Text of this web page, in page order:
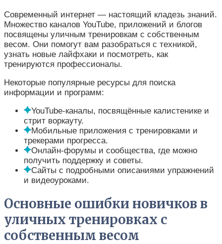
Современный интернет — настоящий кладезь знаний.
Множество каналов YouTube, приложений и блогов
посвящены уличным тренировкам с собственным
весом. Они помогут вам разобраться с техникой,
узнать новые лайфхаки и посмотреть, как
тренируются профессионалы.
Некоторые популярные ресурсы для поиска
информации и программ:
YouTube-каналы, посвящённые калистенике и
стрит воркауту.
Мобильные приложения с тренировками и
трекерами прогресса.
Онлайн-форумы и сообщества, где можно
получить поддержку и советы.
Сайты с подробными описаниями упражнений
и видеоуроками.
Основные ошибки новичков в
уличных тренировках с
собственным весом